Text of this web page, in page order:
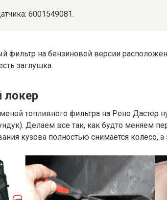
6001549081.
фильтр на бензиновой версии
заглушка.
локер
топливного фильтра на Рено Дастер
Делаем все так, как будто меняем
кузова полностью снимается колесо,